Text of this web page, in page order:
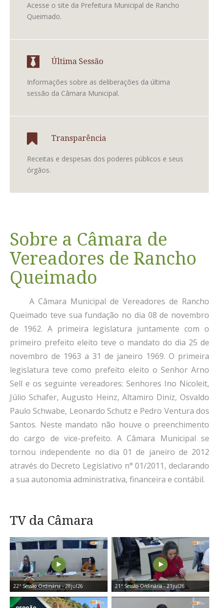
Acesse o site da Prefeitura Municipal de Rancho
Queimado.
Última Sessão
Informações sobre as deliberações da última
sessão da Câmara Municipal.
Transparência
Receitas e despesas dos poderes públicos e seus
órgãos.
Sobre a Câmara de
Vereadores de Rancho
Queimado
A Câmara Municipal de Vereadores de Rancho
Queimado teve sua fundação no dia 08 de novembro
de 1962. A primeira legislatura juntamente com o
primeiro prefeito eleito teve o mandato do dia 25 de
novembro de 1963 a 31 de janeiro 1969. O primeira
legislatura teve como prefeito eleito o Senhor Arno
Sell e os seguinte vereadores: Senhores Ino Nicoleit,
Júlio Schafer, Augusto Heinz, Altamiro Diniz, Osvaldo
Paulo Schwabe, Leonardo Schutz e Pedro Ventura dos
Santos. Neste mandato não houve o preenchimento
do cargo de vice-prefeito. A Câmara Municipal se
tornou independente no dia 01 de janeiro de 2012
através do Decreto Legislativo n° 01/2011, declarando
a sua autonomia administrativa, financeira e contábil.
TV da Câmara
22ª Sessão Ordinária - 28jul26 21ª Sessão Ordinária - 21jul26